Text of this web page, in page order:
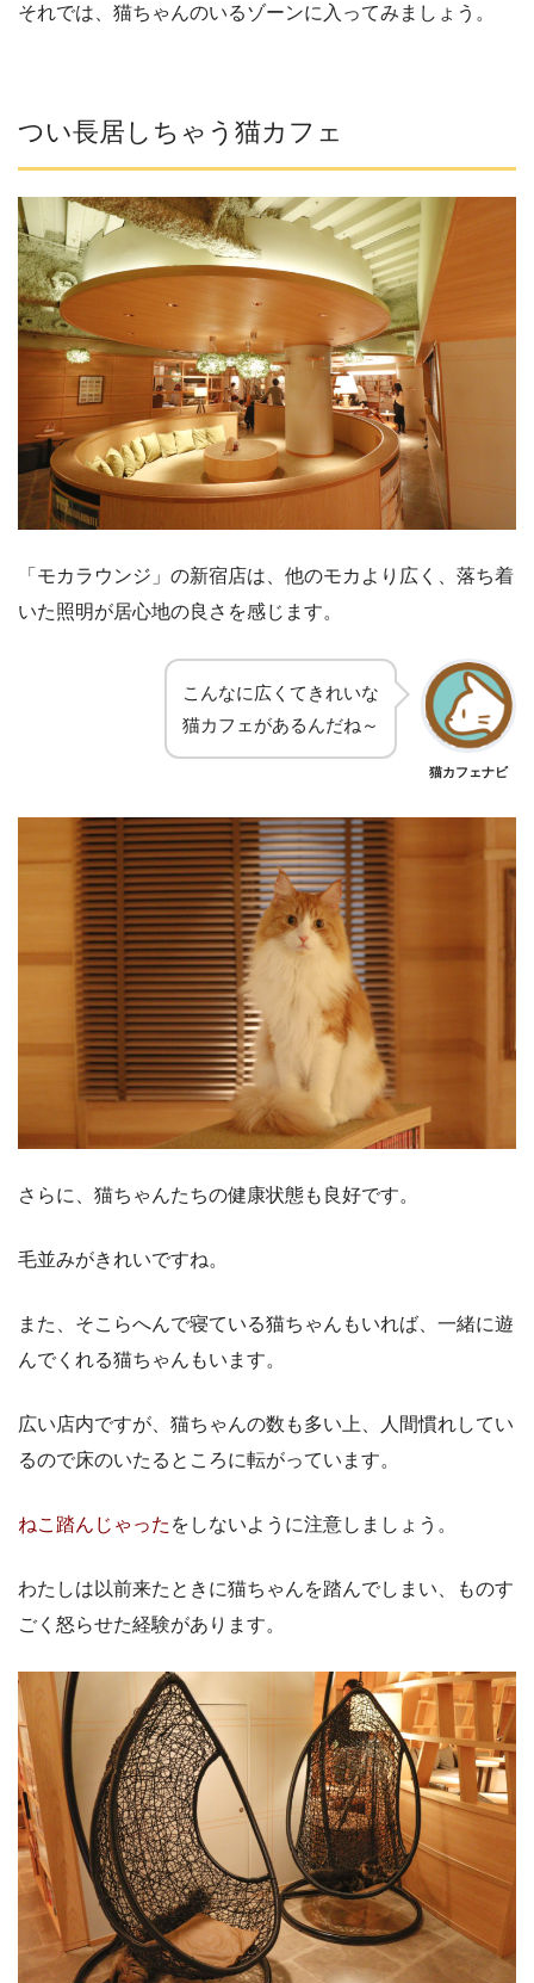
それでは、猫ちゃんのいるゾーンに入ってみましょう。
つい長居しちゃう猫カフェ
「モカラウンジ」の新宿店は、他のモカより広く、落ち着
いた照明が居心地の良さを感じます。
こんなに広くてきれいな
猫カフェがあるんだね～
猫カフェナビ
さらに、猫ちゃんたちの健康状態も良好です。
毛並みがきれいですね。
また、そこらへんで寝ている猫ちゃんもいれば、一緒に遊
んでくれる猫ちゃんもいます。
広い店内ですが、猫ちゃんの数も多い上、人間慣れしてい
るので床のいたるところに転がっています。
ねこ踏んじゃった をしないように注意しましょう。
わたしは以前来たときに猫ちゃんを踏んでしまい、ものす
ごく怒らせた経験があります。